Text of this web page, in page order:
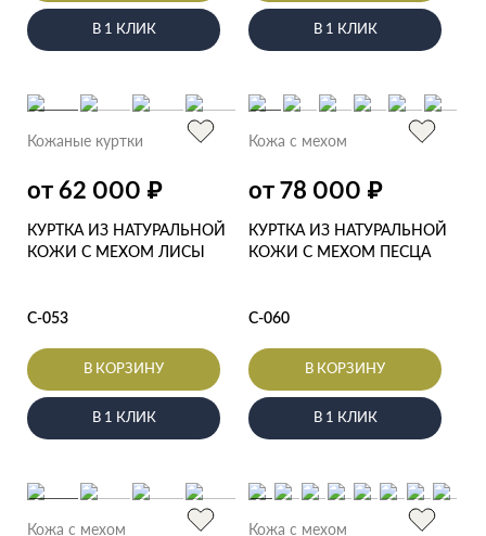
В 1 КЛИК В 1 КЛИК
Кожаные куртки
от 62 000 ₽
КУРТКА ИЗ НАТУРАЛЬНОЙ
КОЖИ С МЕХОМ ЛИСЫ
С-053
В КОРЗИНУ
В 1 КЛИК
Кожа с мехом
от 78 000 ₽
КУРТКА ИЗ НАТУРАЛЬНОЙ
КОЖИ С МЕХОМ ПЕСЦА
С-060
В КОРЗИНУ
В 1 КЛИК
Кожа с мехом Кожа с мехом